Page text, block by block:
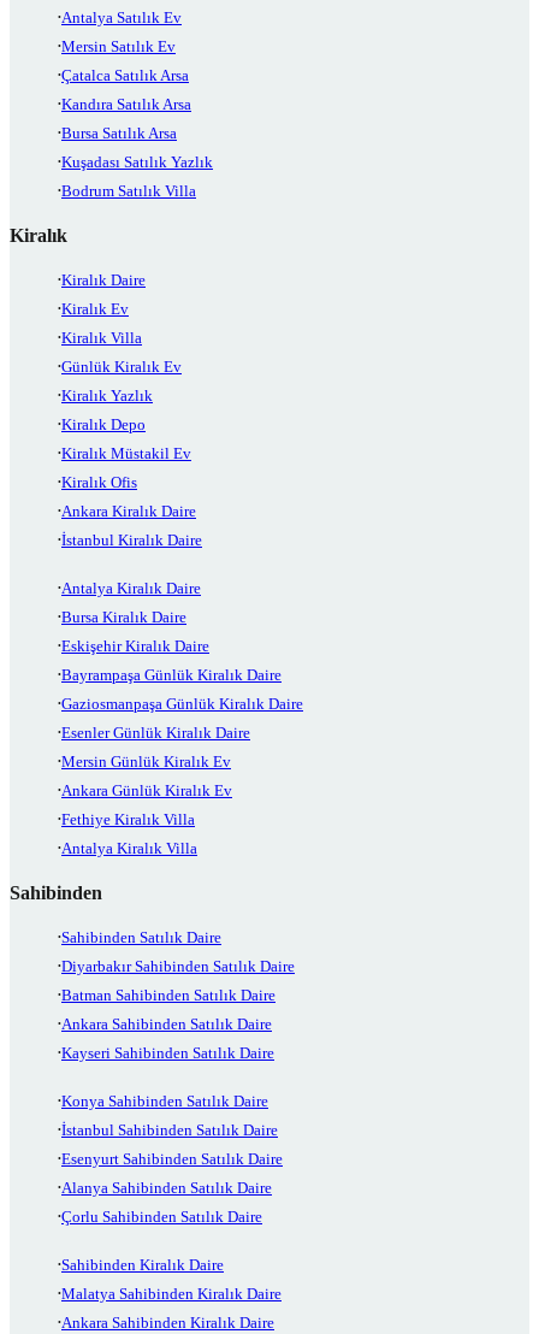
Antalya Satılık Ev
Mersin Satılık Ev
Çatalca Satılık Arsa
Kandıra Satılık Arsa
Bursa Satılık Arsa
Kuşadası Satılık Yazlık
Bodrum Satılık Villa
Kiralık
Kiralık Daire
Kiralık Ev
Kiralık Villa
Günlük Kiralık Ev
Kiralık Yazlık
Kiralık Depo
Kiralık Müstakil Ev
Kiralık Ofis
Ankara Kiralık Daire
İstanbul Kiralık Daire
Antalya Kiralık Daire
Bursa Kiralık Daire
Eskişehir Kiralık Daire
Bayrampaşa Günlük Kiralık Daire
Gaziosmanpaşa Günlük Kiralık Daire
Esenler Günlük Kiralık Daire
Mersin Günlük Kiralık Ev
Ankara Günlük Kiralık Ev
Fethiye Kiralık Villa
Antalya Kiralık Villa
Sahibinden
Sahibinden Satılık Daire
Diyarbakır Sahibinden Satılık Daire
Batman Sahibinden Satılık Daire
Ankara Sahibinden Satılık Daire
Kayseri Sahibinden Satılık Daire
Konya Sahibinden Satılık Daire
İstanbul Sahibinden Satılık Daire
Esenyurt Sahibinden Satılık Daire
Alanya Sahibinden Satılık Daire
Çorlu Sahibinden Satılık Daire
Sahibinden Kiralık Daire
Malatya Sahibinden Kiralık Daire
Ankara Sahibinden Kiralık Daire